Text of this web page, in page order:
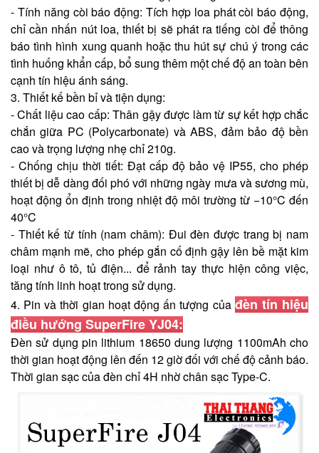
- Tính năng còi báo động: Tích hợp loa phát còi báo động,
chỉ cần nhấn nút loa, thiết bị sẽ phát ra tiếng còi để thông
báo tình hình xung quanh hoặc thu hút sự chú ý trong các
tình huống khẩn cấp, bổ sung thêm một chế độ an toàn bên
cạnh tín hiệu ánh sáng.
3. Thiết kế bền bỉ và tiện dụng:
- Chất liệu cao cấp: Thân gậy được làm từ sự kết hợp chắc
chắn giữa PC (Polycarbonate) và ABS, đảm bảo độ bền
cao và trọng lượng nhẹ chỉ 210g.
- Chống chịu thời tiết: Đạt cấp độ bảo vệ IP55, cho phép
thiết bị dễ dàng đối phó với những ngày mưa và sương mù,
hoạt động ổn định trong nhiệt độ môi trường từ −10°C đến
40°C
- Thiết kế từ tính (nam châm): Đui đèn được trang bị nam
châm mạnh mẽ, cho phép gắn cố định gậy lên bề mặt kim
loại như ô tô, tủ điện... để rảnh tay thực hiện công việc,
tăng tính linh hoạt trong sử dụng.
4. Pin và thời gian hoạt động ấn tượng của đèn tín hiệu
điều hướng SuperFire YJ04:
Đèn sử dụng pin lithium 18650 dung lượng 1100mAh cho
thời gian hoạt động lên đến 12 giờ đối với chế độ cảnh báo.
Thời gian sạc của đèn chỉ 4H nhờ chân sạc Type-C.